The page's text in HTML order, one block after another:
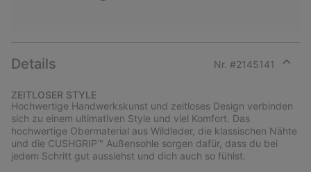
Details Nr. #2145141
section
ZEITLOSER STYLE
Hochwertige Handwerkskunst und zeitloses Design verbinden
sich zu einem ultimativen Style und viel Komfort. Das
hochwertige Obermaterial aus Wildleder, die klassischen Nähte
und die CUSHGRIP™ Außensohle sorgen dafür, dass du bei
jedem Schritt gut aussiehst und dich auch so fühlst.